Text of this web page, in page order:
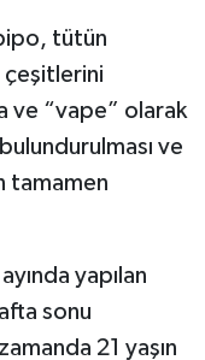
tütün
ve “vape” olarak
ve
tamamen
yapılan
sonu
21 yaşın